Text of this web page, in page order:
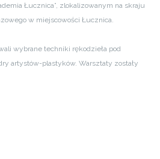
Łucznica”, zlokalizowanym na skraju
w miejscowości Łucznica.
wybrane techniki rękodzieła pod
artystów-plastyków. Warsztaty zostały